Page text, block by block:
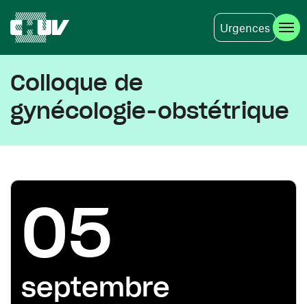
Urgences
Colloque de
gynécologie-obstétrique
05
septembre